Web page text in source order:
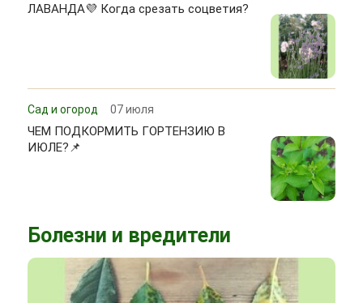
ЛАВАНДА💜 Когда срезать соцветия?
Сад и огород 07 июля
ЧЕМ ПОДКОРМИТЬ ГОРТЕНЗИЮ В
ИЮЛЕ?📌
Болезни и вредители